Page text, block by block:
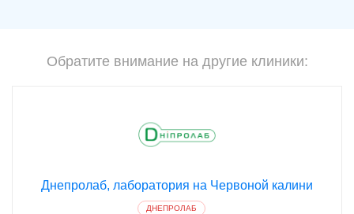
Обратите внимание на другие клиники:
Днепролаб, лаборатория на Червоной калини
ДНЕПРОЛАБ